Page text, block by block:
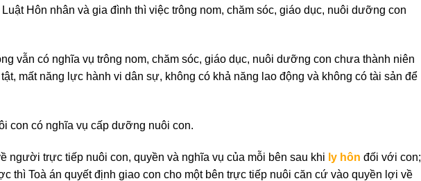
Hôn nhân và gia đình thì việc trông nom, chăm sóc, giáo dục, nuôi dưỡng con
vẫn có nghĩa vụ trông nom, chăm sóc, giáo dục, nuôi dưỡng con chưa thành niên
mất năng lực hành vi dân sự, không có khả năng lao động và không có tài sản để
con có nghĩa vụ cấp dưỡng nuôi con.
người trực tiếp nuôi con, quyền và nghĩa vụ của mỗi bên sau khi ly hôn đối với con;
thì Toà án quyết định giao con cho một bên trực tiếp nuôi căn cứ vào quyền lợi về